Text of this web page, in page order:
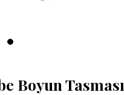
Boyun Tasması